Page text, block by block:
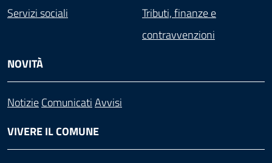
Servizi sociali
Tributi, finanze e
contravvenzioni
NOVITÀ
NotizieComunicatiAvvisi
VIVERE IL COMUNE